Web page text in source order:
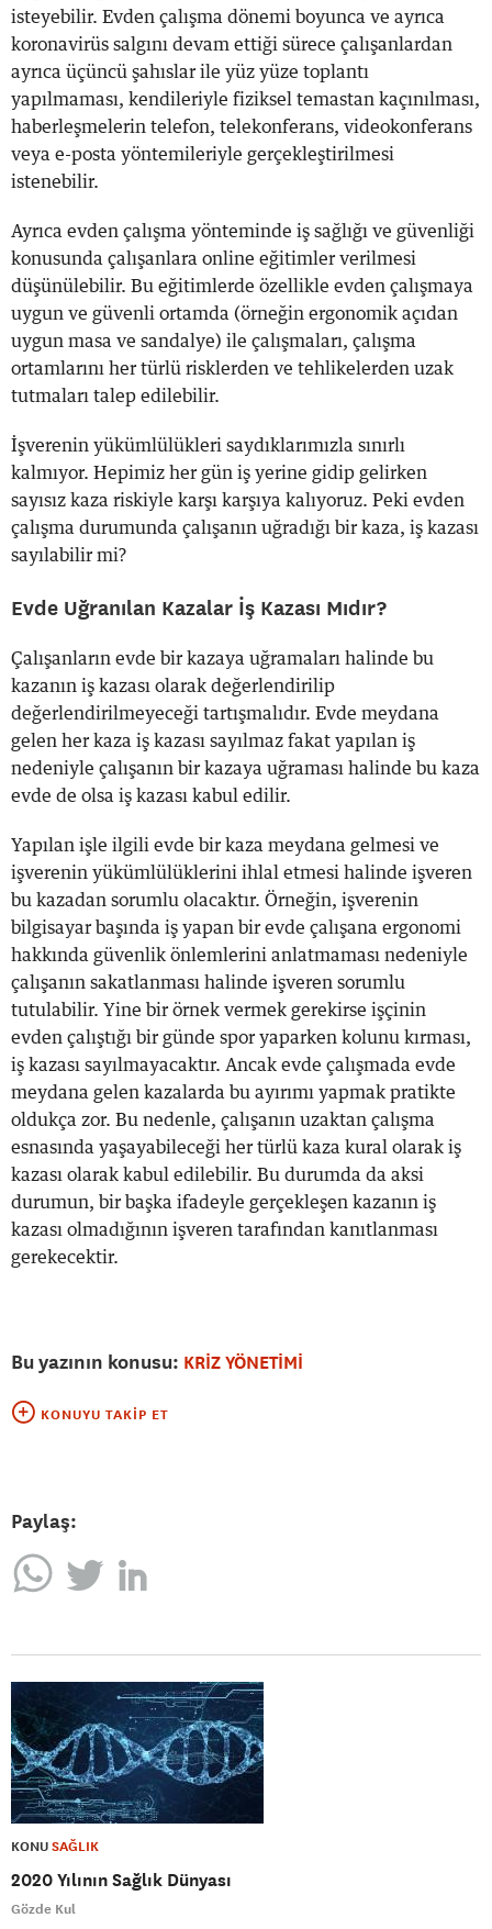
isteyebilir. Evden çalışma dönemi boyunca ve ayrıca
koronavirüs salgını devam ettiği sürece çalışanlardan
ayrıca üçüncü şahıslar ile yüz yüze toplantı
yapılmaması, kendileriyle fiziksel temastan kaçınılması,
haberleşmelerin telefon, telekonferans, videokonferans
veya e-posta yöntemileriyle gerçekleştirilmesi
istenebilir.
Ayrıca evden çalışma yönteminde iş sağlığı ve güvenliği
konusunda çalışanlara online eğitimler verilmesi
düşünülebilir. Bu eğitimlerde özellikle evden çalışmaya
uygun ve güvenli ortamda (örneğin ergonomik açıdan
uygun masa ve sandalye) ile çalışmaları, çalışma
ortamlarını her türlü risklerden ve tehlikelerden uzak
tutmaları talep edilebilir.
İşverenin yükümlülükleri saydıklarımızla sınırlı
kalmıyor. Hepimiz her gün iş yerine gidip gelirken
sayısız kaza riskiyle karşı karşıya kalıyoruz. Peki evden
çalışma durumunda çalışanın uğradığı bir kaza, iş kazası
sayılabilir mi?
Evde Uğranılan Kazalar İş Kazası Mıdır?
Çalışanların evde bir kazaya uğramaları halinde bu
kazanın iş kazası olarak değerlendirilip
değerlendirilmeyeceği tartışmalıdır. Evde meydana
gelen her kaza iş kazası sayılmaz fakat yapılan iş
nedeniyle çalışanın bir kazaya uğraması halinde bu kaza
evde de olsa iş kazası kabul edilir.
Yapılan işle ilgili evde bir kaza meydana gelmesi ve
işverenin yükümlülüklerini ihlal etmesi halinde işveren
bu kazadan sorumlu olacaktır. Örneğin, işverenin
bilgisayar başında iş yapan bir evde çalışana ergonomi
hakkında güvenlik önlemlerini anlatmaması nedeniyle
çalışanın sakatlanması halinde işveren sorumlu
tutulabilir. Yine bir örnek vermek gerekirse işçinin
evden çalıştığı bir günde spor yaparken kolunu kırması,
iş kazası sayılmayacaktır. Ancak evde çalışmada evde
meydana gelen kazalarda bu ayırımı yapmak pratikte
oldukça zor. Bu nedenle, çalışanın uzaktan çalışma
esnasında yaşayabileceği her türlü kaza kural olarak iş
kazası olarak kabul edilebilir. Bu durumda da aksi
durumun, bir başka ifadeyle gerçekleşen kazanın iş
kazası olmadığının işveren tarafından kanıtlanması
gerekecektir.
Bu yazının konusu: KRİZ YÖNETİMİ
KONUYU TAKIP ET
Paylaş:
KONUSAĞLIK
2020 Yılının Sağlık Dünyası
Gözde Kul